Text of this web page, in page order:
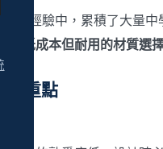
建置經驗中，累積了大
、低成本但耐用的材質選
計重點